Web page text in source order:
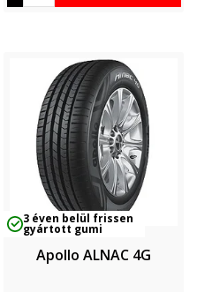
3 éven belül frissen
gyártott gumi
Apollo ALNAC 4G